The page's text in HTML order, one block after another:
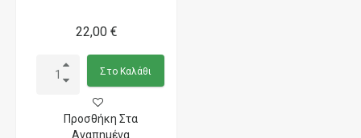
22,00 €
Στο Καλάθι
Προσθήκη Στα
Αγαπημένα